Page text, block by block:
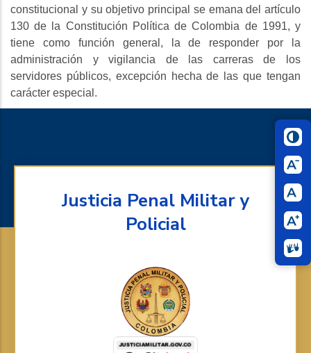
constitucional y su objetivo principal se emana del artículo
130 de la Constitución Política de Colombia de 1991, y
tiene como función general, la de responder por la
administración y vigilancia de las carreras de los
servidores públicos, excepción hecha de las que tengan
carácter especial.
Justicia Penal Militar y
Policial